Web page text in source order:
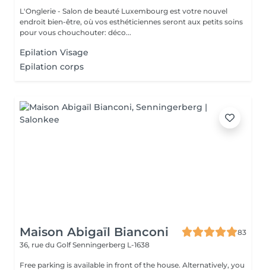
L'Onglerie - Salon de beauté Luxembourg est votre nouvel
endroit bien-être, où vos esthéticiennes seront aux petits soins
pour vous chouchouter: déco...
Epilation Visage
Epilation corps
Maison Abigaïl Bianconi
83
36, rue du GolfSenningerberg L-1638
Free parking is available in front of the house. Alternatively, you